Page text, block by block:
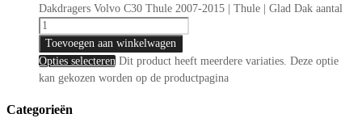
Dakdragers Volvo C30 Thule 2007-2015 | Thule | Glad Dak aantal
Toevoegen aan winkelwagen
Opties selecteren Dit product heeft meerdere variaties. Deze optie
kan gekozen worden op de productpagina
Categorieën